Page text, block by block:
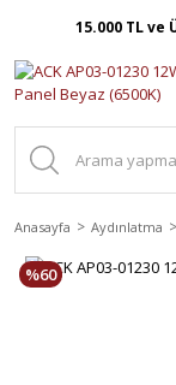
15.000 TL ve
Anasayfa Aydınlatma
%60